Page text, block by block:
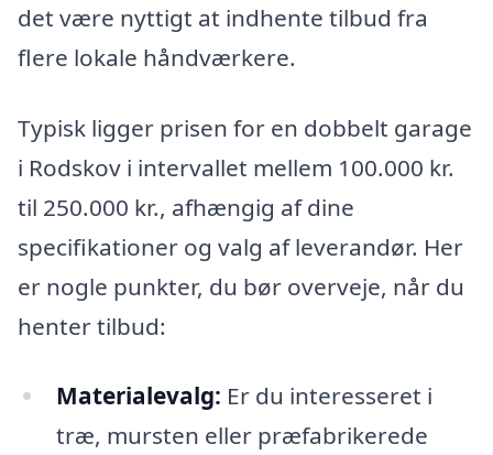
det være nyttigt at indhente tilbud fra
flere lokale håndværkere.
Typisk ligger prisen for en dobbelt garage
i Rodskov i intervallet mellem 100.000 kr.
til 250.000 kr., afhængig af dine
specifikationer og valg af leverandør. Her
er nogle punkter, du bør overveje, når du
henter tilbud:
Materialevalg: Er du interesseret i
træ, mursten eller præfabrikerede